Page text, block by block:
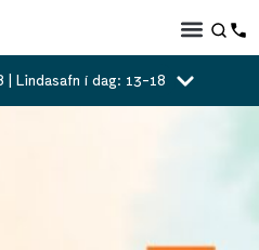
| Lindasafn í dag: 13-18